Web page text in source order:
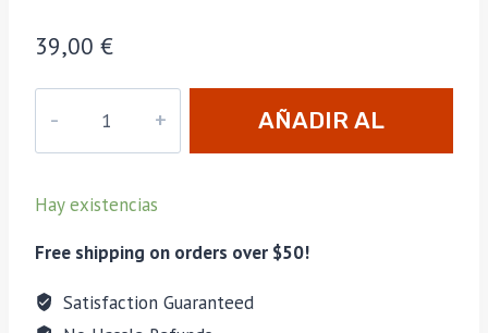
39,00 €
Berger
Marrón
cantidad
AÑADIR AL
Hay existencias
Free shipping on orders over $50!
Satisfaction Guaranteed